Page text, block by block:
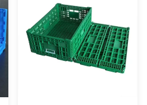
फल और सब्जी भंडारण + परिवहन के
लिए ...